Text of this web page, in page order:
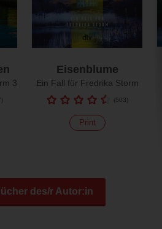
3
)
Eisenblume
Ein Fall für Fredrika Storm
(503)
Print
des/r Autor:in